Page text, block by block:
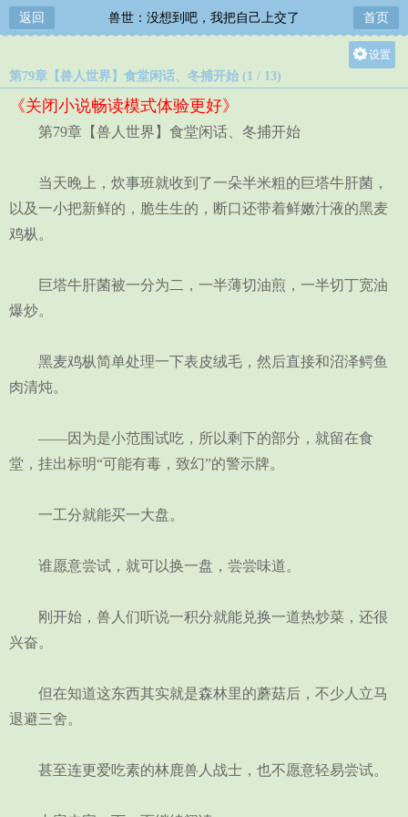
返回 兽世：没想到吧，我把自己上交了 首页
设置
第79章【兽人世界】食堂闲话、冬捕开始 (1 / 13)
《关闭小说畅读模式体验更好》
第79章【兽人世界】食堂闲话、冬捕开始
当天晚上，炊事班就收到了一朵半米粗的巨塔牛肝菌，
以及一小把新鲜的，脆生生的，断口还带着鲜嫩汁液的黑麦
鸡枞。
巨塔牛肝菌被一分为二，一半薄切油煎，一半切丁宽油
爆炒。
黑麦鸡枞简单处理一下表皮绒毛，然后直接和沼泽鳄鱼
肉清炖。
——因为是小范围试吃，所以剩下的部分，就留在食
堂，挂出标明“可能有毒，致幻”的警示牌。
一工分就能买一大盘。
谁愿意尝试，就可以换一盘，尝尝味道。
刚开始，兽人们听说一积分就能兑换一道热炒菜，还很
兴奋。
但在知道这东西其实就是森林里的蘑菇后，不少人立马
退避三舍。
甚至连更爱吃素的林鹿兽人战士，也不愿意轻易尝试。